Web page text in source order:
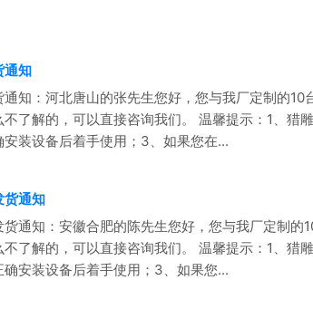
通知
通知：河北唐山的张先生您好，您与我厂定制的
了解的，可以直接咨询我们。 温馨提示：1、
装设备后着手使用；3、如果您在...
货通知
通知：安徽合肥的陈先生您好，您与我厂定制
了解的，可以直接咨询我们。 温馨提示：1、
安装设备后着手使用；3、如果您...